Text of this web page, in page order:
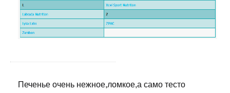
Печенье очень нежное,ломкое,а само тесто